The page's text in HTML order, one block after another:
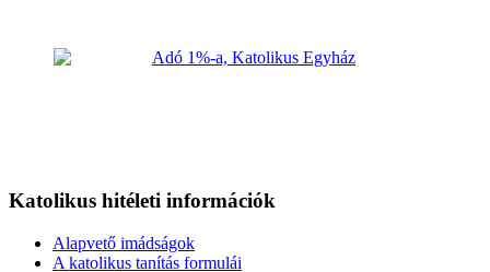
Katolikus hitéleti információk
Alapvető imádságok
A katolikus tanítás formulái